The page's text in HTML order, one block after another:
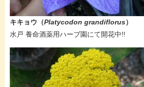
キキョウ（Platycodon grandiflorus）
水戸 養命酒薬用ハーブ園にて開花中!!